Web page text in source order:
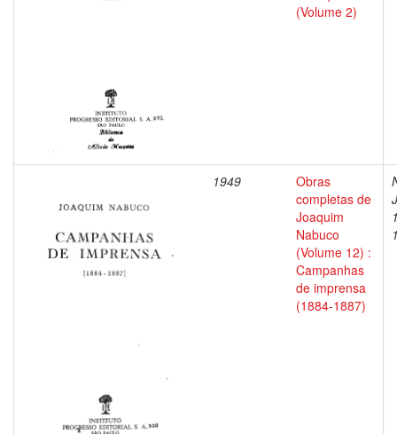
(Volume 2)
1949
Obras
completas de
Joaquim
Nabuco
(Volume 12) :
Campanhas
de imprensa
(1884-1887)